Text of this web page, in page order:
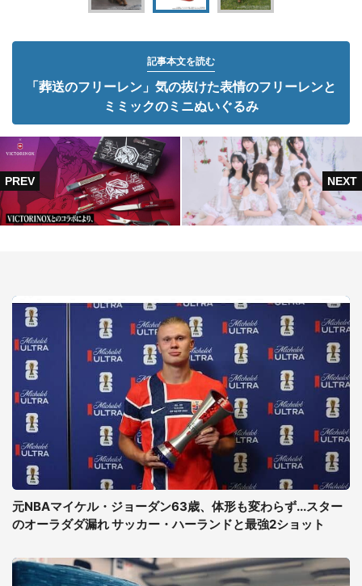
記事本文を読む
「葬送のフリーレン」気の抜けた表情のフリーレンと
ミミックのミニぬいぐるみ
元NBAマイケル・ジョーダン63歳、体形も変わらず...スター
のオーラダダ漏れ サッカー・ハーランドと最強2ショット